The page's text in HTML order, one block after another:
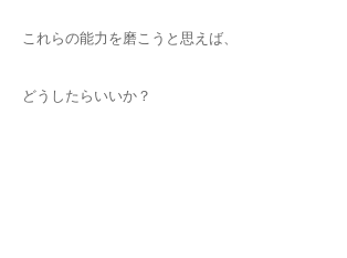
これらの能力を磨こうと思えば、
どうしたらいいか？